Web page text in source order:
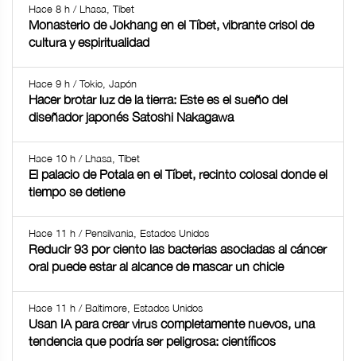
Hace 8 h / Lhasa, Tíbet
Monasterio de Jokhang en el Tíbet, vibrante crisol de
cultura y espiritualidad
Hace 9 h / Tokio, Japón
Hacer brotar luz de la tierra: Este es el sueño del
diseñador japonés Satoshi Nakagawa
Hace 10 h / Lhasa, Tíbet
El palacio de Potala en el Tíbet, recinto colosal donde el
tiempo se detiene
Hace 11 h / Pensilvania, Estados Unidos
Reducir 93 por ciento las bacterias asociadas al cáncer
oral puede estar al alcance de mascar un chicle
Hace 11 h / Baltimore, Estados Unidos
Usan IA para crear virus completamente nuevos, una
tendencia que podría ser peligrosa: científicos